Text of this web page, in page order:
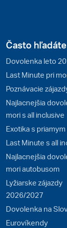
Často hľadáte
Dovolenka leto
Last Minute pri
Poznávacie
Najlacnejšia
mori s all inclusive
Exotika s
Last Minute s all
Najlacnejšia
mori autobusom
Lyžiarske zájazdy
2026/2027
Dovolenka na
Eurovíkendy